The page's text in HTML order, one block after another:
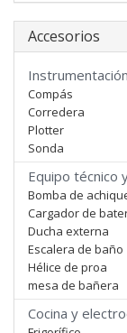
Accesorios
Compás
Corredera
Plotter
Sonda
Equipo técnico
Bomba de
Cargador de
Ducha externa
Escalera de baño
Hélice de proa
mesa de bañera
Cocina y